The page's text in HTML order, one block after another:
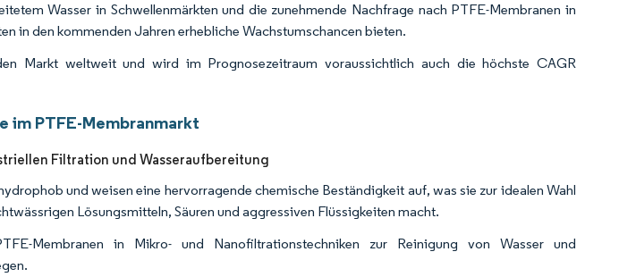
Wasser in Schwellenmärkten und die zunehmende Nachfrage nach PTFE-Membranen in
in den kommenden Jahren erhebliche Wachstumschancen bieten.
Markt weltweit und wird im Prognosezeitraum voraussichtlich auch die höchste CAGR
im PTFE-Membranmarkt
Filtration und Wasseraufbereitung
und weisen eine hervorragende chemische Beständigkeit auf, was sie zur idealen Wahl
Lösungsmitteln, Säuren und aggressiven Flüssigkeiten macht.
Membranen in Mikro- und Nanofiltrationstechniken zur Reinigung von Wasser und